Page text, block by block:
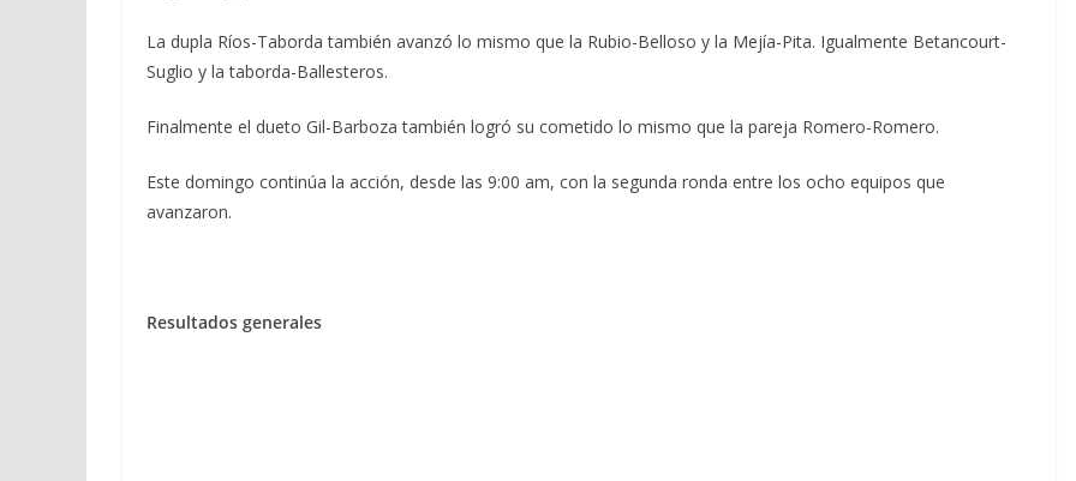
La dupla Ríos-Taborda también avanzó lo mismo que la Rubio-Belloso y la Mejía-Pita. Igualmente Betancourt-
Suglio y la taborda-Ballesteros.
Finalmente el dueto Gil-Barboza también logró su cometido lo mismo que la pareja Romero-Romero.
Este domingo continúa la acción, desde las 9:00 am, con la segunda ronda entre los ocho equipos que
avanzaron.
Resultados generales